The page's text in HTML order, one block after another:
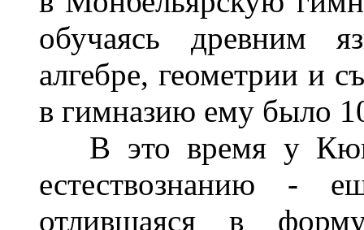
обучаясь древним
алгебре, геометрии и
в гимназию ему было
В это время у
естествознанию -
отлившаяся в